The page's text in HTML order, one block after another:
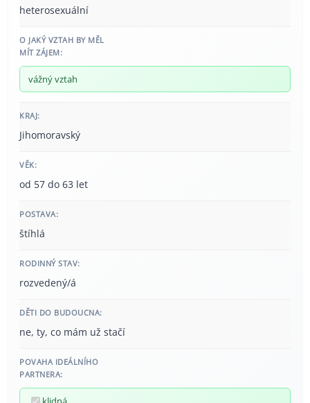
heterosexuální
O JAKÝ VZTAH BY MĚL
MÍT ZÁJEM:
vážný vztah
KRAJ:
Jihomoravský
VĚK:
od 57 do 63 let
POSTAVA:
štíhlá
RODINNÝ STAV:
rozvedený/á
DĚTI DO BUDOUCNA:
ne, ty, co mám už stačí
POVAHA IDEÁLNÍHO
PARTNERA: